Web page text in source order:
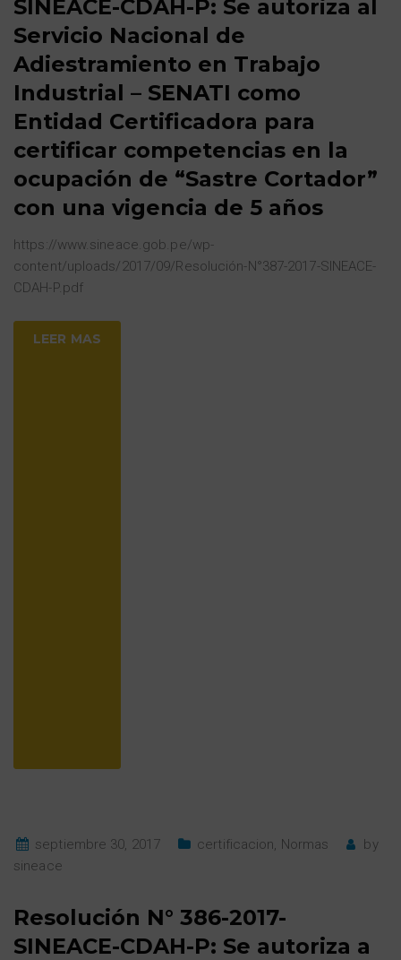
SINEACE-CDAH-P: Se autoriza al
Servicio Nacional de
Adiestramiento en Trabajo
Industrial – SENATI como
Entidad Certificadora para
certificar competencias en la
ocupación de “Sastre Cortador”
con una vigencia de 5 años
https://www.sineace.gob.pe/wp-
content/uploads/2017/09/Resolución-N°387-2017-SINEACE-
CDAH-P.pdf
LEER MAS
septiembre 30, 2017 certificacion, Normas
by
sineace
Resolución N° 386-2017-
SINEACE-CDAH-P: Se autoriza a